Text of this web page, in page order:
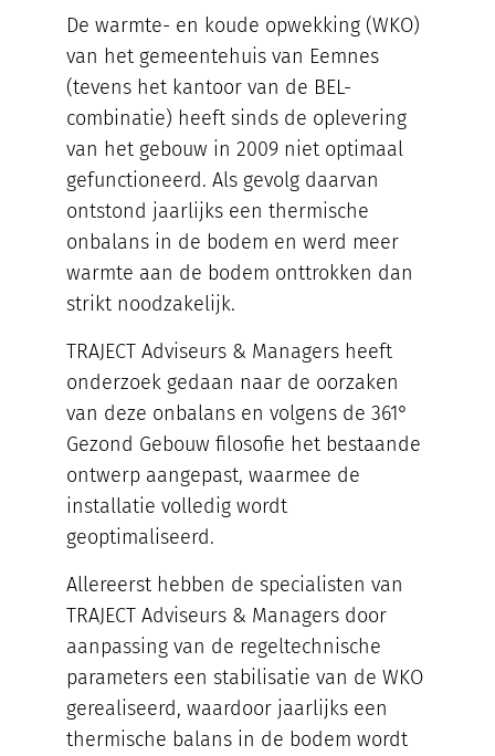
De warmte- en koude opwekking (WKO)
van het gemeentehuis van Eemnes
(tevens het kantoor van de BEL-
combinatie) heeft sinds de oplevering
van het gebouw in 2009 niet optimaal
gefunctioneerd. Als gevolg daarvan
ontstond jaarlijks een thermische
onbalans in de bodem en werd meer
warmte aan de bodem onttrokken dan
strikt noodzakelijk.
TRAJECT Adviseurs & Managers heeft
onderzoek gedaan naar de oorzaken
van deze onbalans en volgens de 361°
Gezond Gebouw filosofie het bestaande
ontwerp aangepast, waarmee de
installatie volledig wordt
geoptimaliseerd.
Allereerst hebben de specialisten van
TRAJECT Adviseurs & Managers door
aanpassing van de regeltechnische
parameters een stabilisatie van de WKO
gerealiseerd, waardoor jaarlijks een
thermische balans in de bodem wordt